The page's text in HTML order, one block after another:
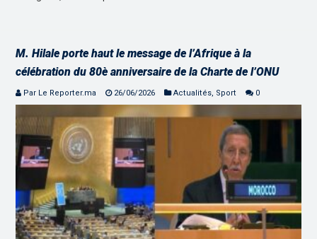
M. Hilale porte haut le message de l’Afrique à la
célébration du 80è anniversaire de la Charte de l’ONU
Par Le Reporter.ma 26/06/2026 Actualités, Sport 0